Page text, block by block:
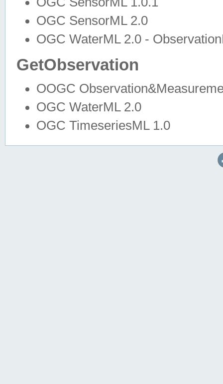
OGC SensorML 2.0
OGC WaterML 2.0 -
GetObservation
OOGC
OGC WaterML 2.0
OGC TimeseriesML 1.0